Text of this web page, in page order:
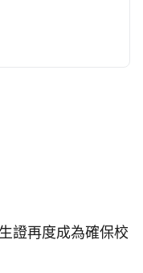
證再度成為確保校